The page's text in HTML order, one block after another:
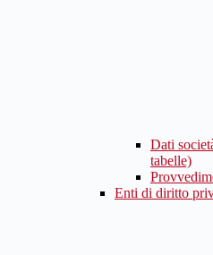
Dati
tabelle)
Enti di diritto